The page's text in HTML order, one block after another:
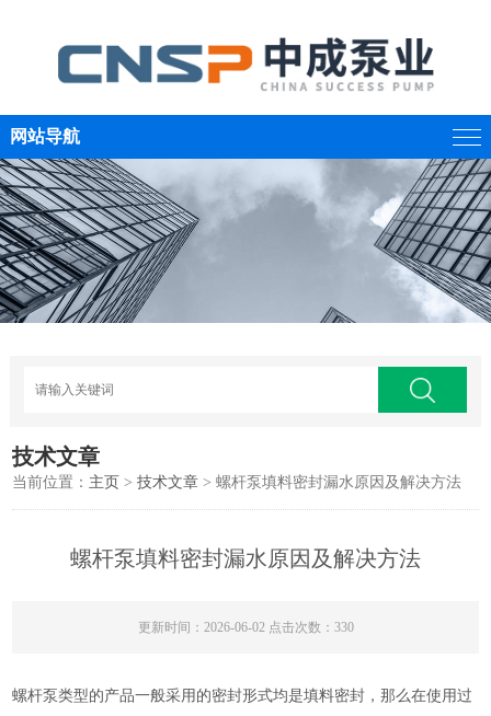
网站导航
技术文章
当前位置： 主页 >技术文章 > 螺杆泵填料密封漏水原因及解决方法
螺杆泵填料密封漏水原因及解决方法
更新时间：2026-06-02 点击次数：330
螺杆泵类型的产品一般采用的密封形式均是填料密封，那么在使用过